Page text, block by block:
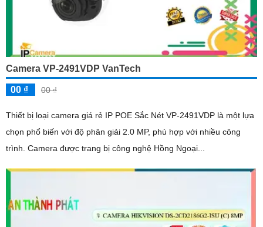
Camera VP-2491VDP VanTech
00 ₫ 00 ₫
Thiết bị loại camera giá rẻ IP POE Sắc Nét VP-2491VDP là một lựa
chọn phổ biến với độ phân giải 2.0 MP, phù hợp với nhiều công
trình. Camera được trang bị công nghệ Hồng Ngoại...